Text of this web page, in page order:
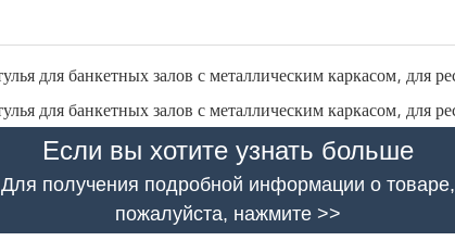
Если вы хотите узнать больше
Для получения подробной информации о товаре,
пожалуйста, нажмите >>